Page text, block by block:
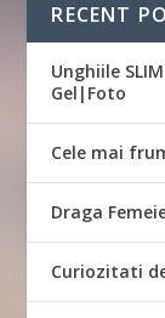
RECENT
Unghiile
Gel|Foto
Cele mai
Draga
Curiozitati